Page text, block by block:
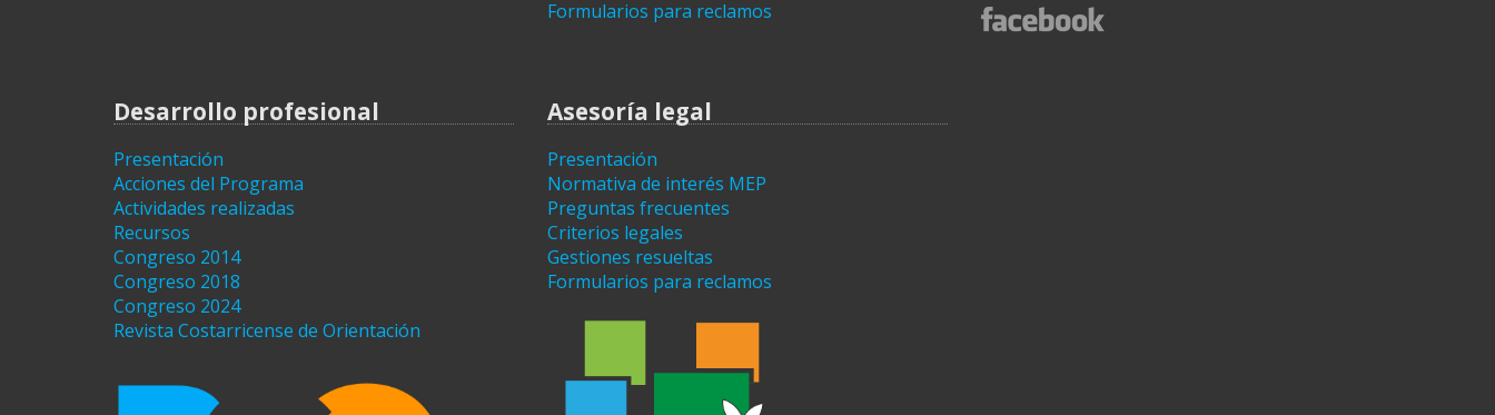
Formularios para reclamos
Desarrollo profesional
Presentación
Acciones del Programa
Actividades realizadas
Recursos
Congreso 2014
Congreso 2018
Congreso 2024
Revista Costarricense de Orientación
Asesoría legal
Presentación
Normativa de interés MEP
Preguntas frecuentes
Criterios legales
Gestiones resueltas
Formularios para reclamos